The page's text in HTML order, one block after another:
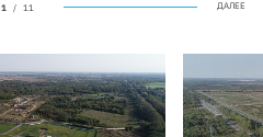
ДАЛЕЕ
1 / 11